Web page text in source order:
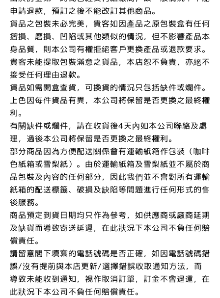
申請退款，預訂之後不能改訂其他商品。
貨品之包裝未必完美，貴客如因產品之原包裝盒有任何
摺損、磨損、凹陷或其他類似的情況，但不影響產品本
身品質，則本公司有權拒絕客戶更換產品或退款要求。
貴客未能提取包裝滿意之貨品，本店恕不負責，亦絕不
接受任何理由退款。
貨品如需開盒查貨，可換貨的情況只包括缺件或爛件。
上色因每件貨品有異，本公司將保留是否更換之最終權
利。
有關缺件或爛件，請在收貨後4天內如本公司聯絡及處
理，過後本公司將保留是否更換之最終權利。
部分商品因為方便配送關係會有運輸紙箱作包裝（咖啡
色紙箱或雪梨紙）。由於運輸紙箱及雪梨紙並不屬於商
品包裝及內容的任何部分，因此我們並不會對所有運輸
紙箱的配送標籤、破損及缺陷等問題進行任何形式的售
後服務。
商品預定到貨日期均只作為參考，如供應商或廠商延期
及缺貨而導致寄送延遲，在此狀況下本公司不負任何賠
償責任。
請留意閣下填寫的電話號碼是否正確，如因電話號碼錯
誤/沒有提前與本店更新/選擇錯誤收取通知方法，而
導致未能收到通知，視作取消訂單，訂金不會退還，在
此狀況下本公司不負任何賠償責任。